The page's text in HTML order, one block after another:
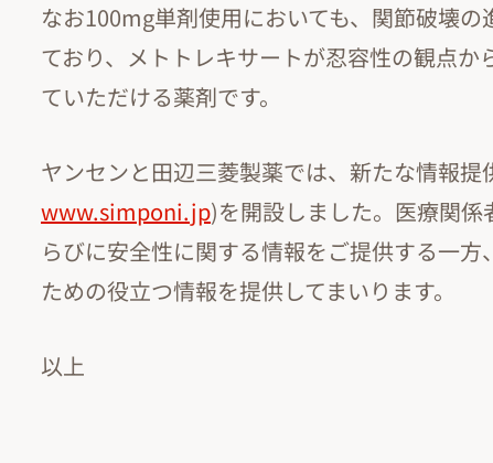
なお100mg単剤使用においても、関節破壊
ており、メトトレキサートが忍容性の観点
ていただける薬剤です。
ヤンセンと田辺三菱製薬では、新たな情報
www.simponi.jp)を開設しました。医療関
らびに安全性に関する情報をご提供する一
ための役立つ情報を提供してまいります。
以上